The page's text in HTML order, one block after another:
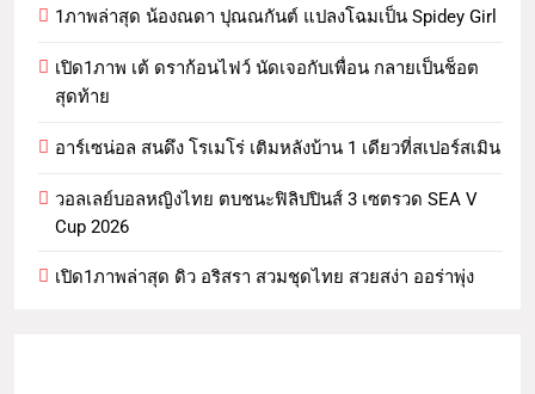
1ภาพล่าสุด น้องณดา ปุณณกันต์ แปลงโฉมเป็น Spidey Girl
เปิด1ภาพ เต้ ดราก้อนไฟว์ นัดเจอกับเพื่อน กลายเป็นช็อต
สุดท้าย
อาร์เซน่อล สนดึง โรเมโร่ เติมหลังบ้าน 1 เดียวที่สเปอร์สเมิน
วอลเลย์บอลหญิงไทย ตบชนะฟิลิปปินส์ 3 เซตรวด SEA V
Cup 2026
เปิด1ภาพล่าสุด ดิว อริสรา สวมชุดไทย สวยสง่า ออร่าพุ่ง